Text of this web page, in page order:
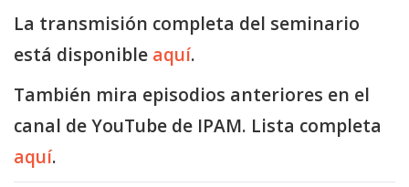
La transmisión completa del seminario
está disponible aquí.
También mira episodios anteriores en el
canal de YouTube de IPAM. Lista completa
aquí.